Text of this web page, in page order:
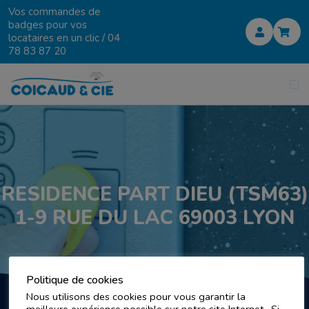
Vos commandes de
badges pour vos
locataires en un clic /04
78 83 87 20
RESIDENCE PART DIEU (TSM63)
1-9 RUE DU LAC 69003 LYON
Politique de cookies
Nous utilisons des cookies pour vous garantir la